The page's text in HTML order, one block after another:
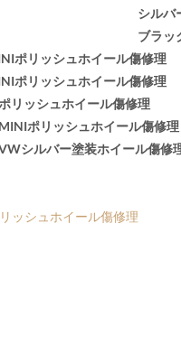
客様 シルバー塗装
客様 ブラック塗装
ポリッシュホイール傷修理
ポリッシュホイール傷修理
リッシュホイール傷修理
ポリッシュホイール傷修理
シルバー塗装ホイール傷修
ッシュホイール傷修理